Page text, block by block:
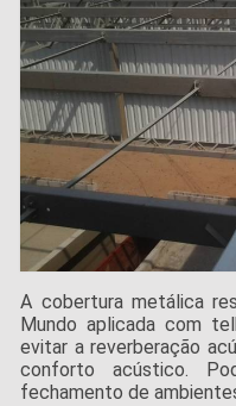
A cobertura metálica
Mundo aplicada com
evitar a reverberação
conforto acústico.
fechamento de